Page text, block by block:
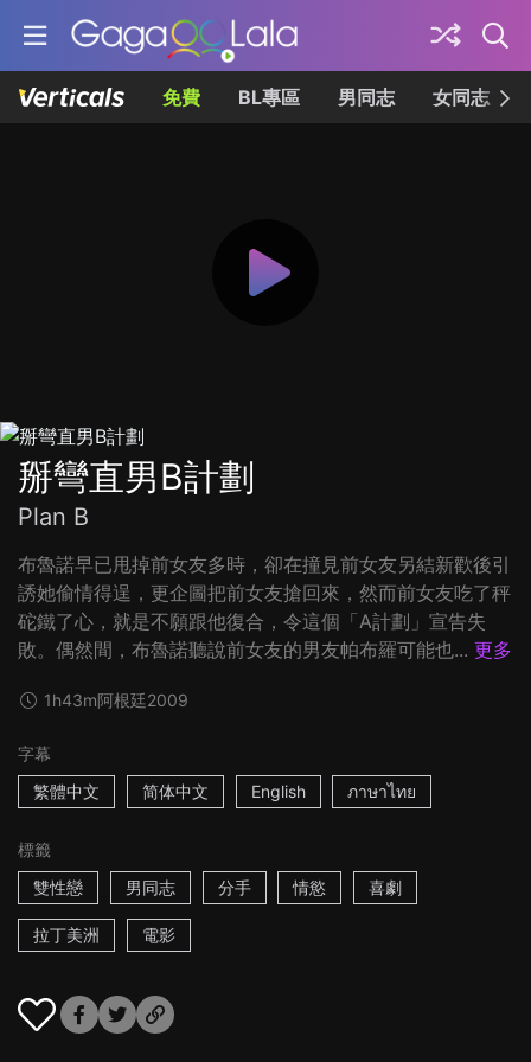
免費 BL專區 男同志 女同志
掰彎直男B計劃
Plan B
布魯諾早已甩掉前女友多時，卻在撞見前女友另結新歡後引
誘她偷情得逞，更企圖把前女友搶回來，然而前女友吃了秤
砣鐵了心，就是不願跟他復合，令這個「A計劃」宣告失
敗。偶然間，布魯諾聽說前女友的男友帕布羅可能也... 更多
1h43m阿根廷2009
字幕
繁體中文
简体中文 English ภาษาไทย
標籤
雙性戀
男同志 分手 情慾 喜劇
拉丁美洲 電影